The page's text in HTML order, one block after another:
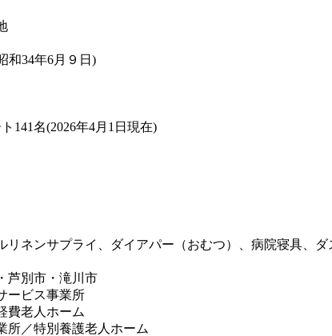
和34年6月９日)
141名(2026年4月1日現在)
リネンサプライ、ダイアパー（おむつ）、病院寝具、
芦別市・滝川市
ービス事業所
費老人ホーム
所／特別養護老人ホーム